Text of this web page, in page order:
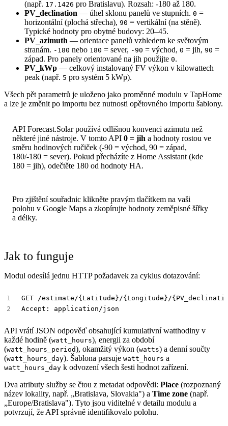
(např. 17.1426 pro Bratislavu). Rozsah: -180 až 180.
PV_declination — úhel sklonu panelů ve stupních. 0 =
horizontální (plochá střecha), 90 = vertikální (na stěně).
Typické hodnoty pro obytné budovy: 20–45.
PV_azimuth — orientace panelů vzhledem ke světovým
stranám. -180 nebo 180 = sever, -90 = východ, 0 = jih, 90 =
západ. Pro panely orientované na jih použijte 0.
PV_kWp — celkový instalovaný FV výkon v kilowattech
peak (např. 5 pro systém 5 kWp).
Všech pět parametrů je uloženo jako proměnné modulu v TapHome
a lze je změnit po importu bez nutnosti opětovného importu šablony.
API Forecast.Solar používá odlišnou konvenci azimutu než
některé jiné nástroje. V tomto API 0 = jih a hodnoty rostou ve
směru hodinových ručiček (-90 = východ, 90 = západ,
180/-180 = sever). Pokud přecházíte z Home Assistant (kde
180 = jih), odečtěte 180 od hodnoty HA.
Pro zjištění souřadnic klikněte pravým tlačítkem na vaši
polohu v Google Maps a zkopírujte hodnoty zeměpisné šířky
a délky.
Jak to funguje
Modul odesílá jednu HTTP požadavek za cyklus dotazování:
API vrátí JSON odpověď obsahující kumulativní watthodiny v
každé hodině (watt_hours), energii za období
(watt_hours_period), okamžitý výkon (watts) a denní součty
(watt_hours_day). Šablona parsuje watt_hours a
watt_hours_day k odvození všech šesti hodnot zařízení.
Dva atributy služby se čtou z metadat odpovědi: Place (rozpoznaný
název lokality, např. „Bratislava, Slovakia") a Time zone (např.
„Europe/Bratislava"). Tyto jsou viditelné v detailu modulu a
potvrzují, že API správně identifikovalo polohu.